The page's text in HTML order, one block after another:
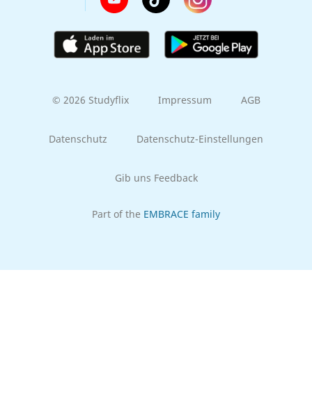
© 2026 Studyflix Impressum AGB
Datenschutz Datenschutz-Einstellungen
Gib uns Feedback
Part of the EMBRACE family